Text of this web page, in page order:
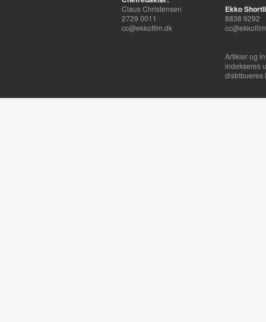
Claus Christensen
2729 0011
cc@ekkofilm.dk
Ekko
8838 9292
Artikler og
indekseres
distribueres